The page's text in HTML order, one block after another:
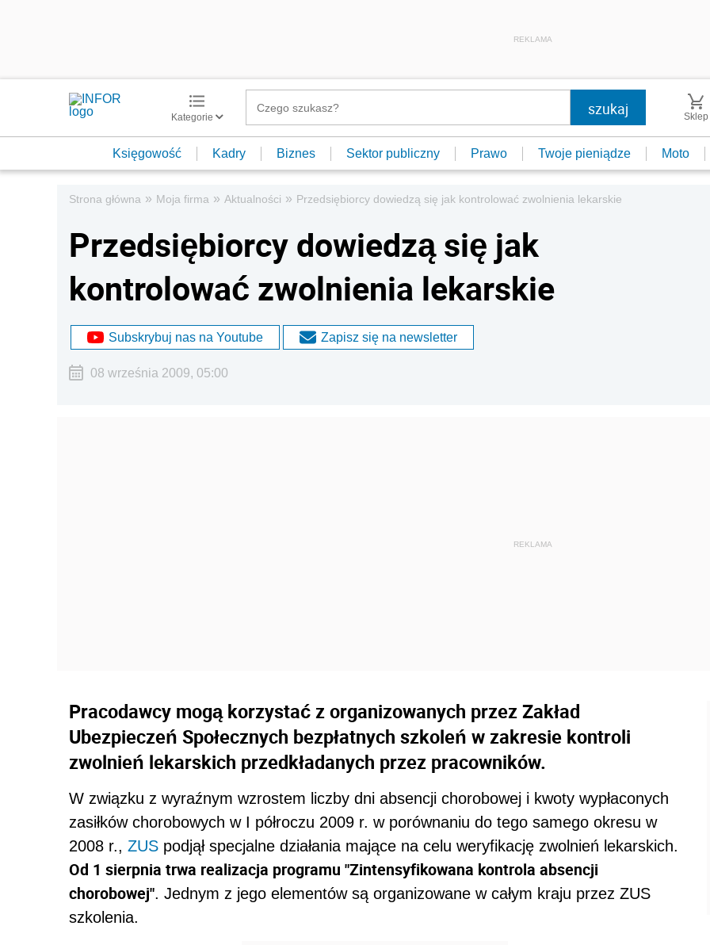
REKLAMA
Kategorie Sklep
Księgowość Kadry Biznes Sektor publiczny Prawo Twoje pieniądze Moto
Strona główna » Moja firma » Aktualności » Przedsiębiorcy dowiedzą się jak kontrolować zwolnienia lekarskie
Przedsiębiorcy dowiedzą się jak
kontrolować zwolnienia lekarskie
Subskrybuj nas na Youtube Zapisz się na newsletter
08 września 2009, 05:00
Pracodawcy mogą korzystać z organizowanych przez Zakład
Ubezpieczeń Społecznych bezpłatnych szkoleń w zakresie kontroli
zwolnień lekarskich przedkładanych przez pracowników.
W związku z wyraźnym wzrostem liczby dni absencji chorobowej i kwoty wypłaconych
zasiłków chorobowych w I półroczu 2009 r. w porównaniu do tego samego okresu w
2008 r., ZUS podjął specjalne działania mające na celu weryfikację zwolnień lekarskich.
Od 1 sierpnia trwa realizacja programu "Zintensyfikowana kontrola absencji
chorobowej". Jednym z jego elementów są organizowane w całym kraju przez ZUS
szkolenia.